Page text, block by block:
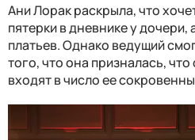
Ани Лорак раскрыла, что
пятерки в дневнике у
платьев. Однако ведущий
того, что она призналась,
входят в число ее